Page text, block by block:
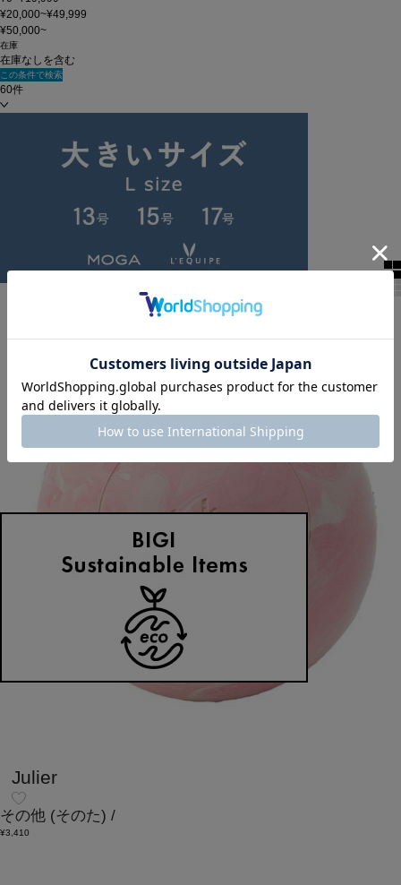
¥20,000~¥49,999
¥50,000~
在庫
在庫なしを含む
この条件で検索
60件
全3件
Julier
その他 (そのた) /
¥3,410